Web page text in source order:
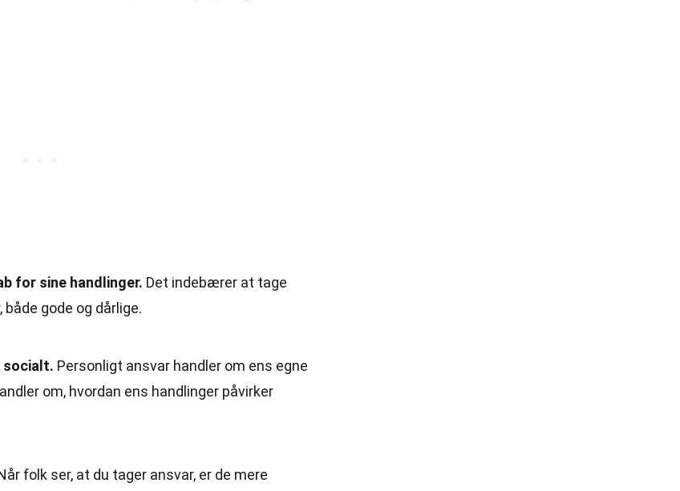
for sine handlinger. Det indebærer at tage
gode og dårlige.
socialt. Personligt ansvar handler om ens egne
om, hvordan ens handlinger påvirker
folk ser, at du tager ansvar, er de mere